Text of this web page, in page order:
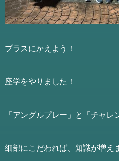
プラスにかえよう！
座学をやりました！
「アングルプレー」と「チャレ
細部にこだわれば、知識が増え